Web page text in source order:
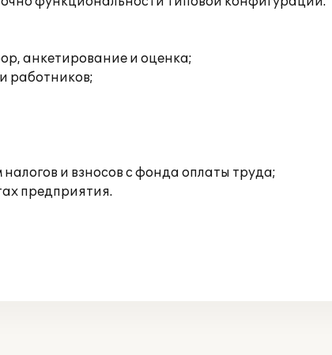
анкетирование и оценка;
работников;
и взносов с фонда оплаты труда;
предприятия.